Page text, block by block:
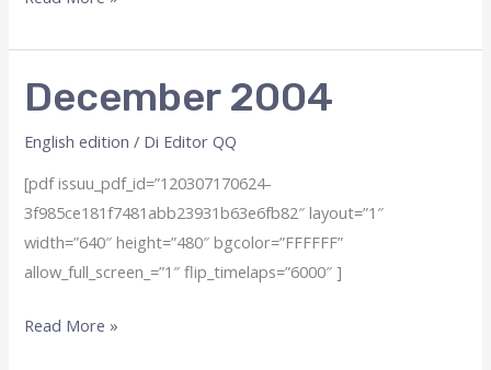
December 2004
English edition / Di Editor QQ
[pdf issuu_pdf_id=”120307170624-
3f985ce181f7481abb23931b63e6fb82″ layout=”1″
width=”640″ height=”480″ bgcolor=”FFFFFF”
allow_full_screen_=”1″ flip_timelaps=”6000″ ]
December
Read More »